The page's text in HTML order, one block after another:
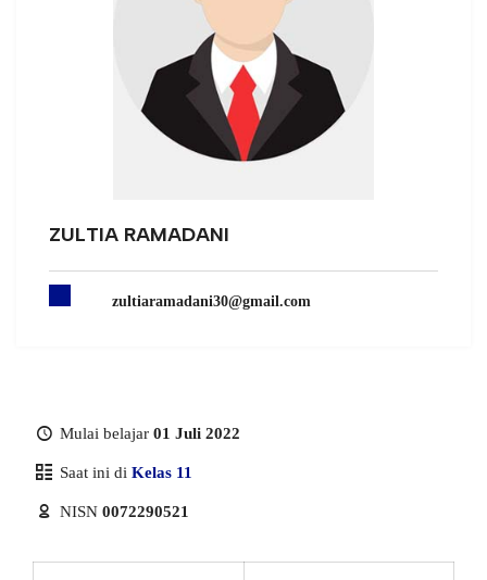
ZULTIA RAMADANI
zultiaramadani30@gmail.com
Mulai belajar 01 Juli 2022
Saat ini di Kelas 11
NISN 0072290521